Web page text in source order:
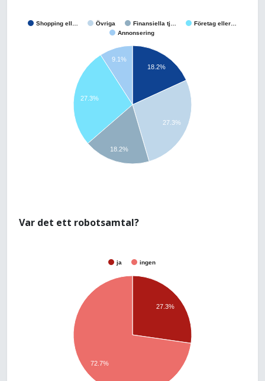
Shopping ell… Övriga Finansiella tj…
Företag eller…
Annonsering
18.2%
27.3%
9.1%
27.3%
18.2%
Var det ett robotsamtal?
ja ingen
27.3%
72.7%